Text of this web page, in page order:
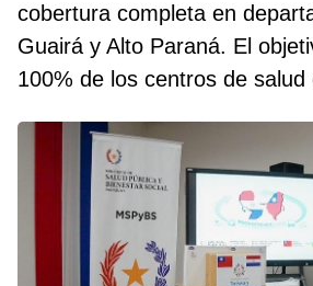
cobertura completa en
Guairá y Alto Paraná. El
100% de los centros de salud